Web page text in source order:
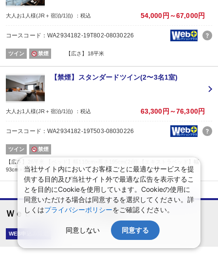
大人お1人様(JR＋宿泊/1泊) ：税込 54,000円～67,000円
コースコード：WA2934182-19T802-08030226
ツイン 禁煙 【広さ】18平米
【禁煙】スタンダードツイン(2〜3名1室)
大人お1人様(JR＋宿泊/1泊) ：税込 63,300円～76,300円
コースコード：WA2934182-19T503-08030226
ツイン 禁煙
【広さ】26平米 【ベッド】幅110cm×長さ195cm(2台) 【エキストラベッド】幅
93cm×長さ190cm(1台)
Ｗｅｂコレスペシャル★山陽 －
WEB申込み限定
当社サイト内においてお客様ごとに最適なサービスを提
供する目的及び当社サイト外で最適な広告を表示するこ
とを目的にCookieを使用しています。Cookieの使用に
同意いただける場合は同意するを選択してください。詳
しくはプライバシーポリシーをご確認ください。
同意しない 同意する